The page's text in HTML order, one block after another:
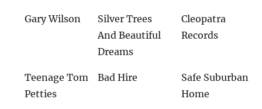
Gary Wilson
Silver Trees
And Beautiful
Dreams
Cleopatra
Records
Teenage Tom
Petties
Bad Hire
Safe Suburban
Home